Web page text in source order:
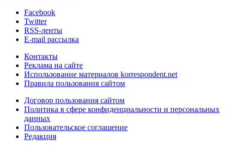
Facebook
Twitter
RSS-ленты
E-mail рассылка
Контакты
Реклама на сайте
Использование материалов korrespondent.net
Правила пользования сайтом
Договор пользования сайтом
Политика в сфере конфиденциальности и персональных
данных
Пользовательское соглашение
Редакция